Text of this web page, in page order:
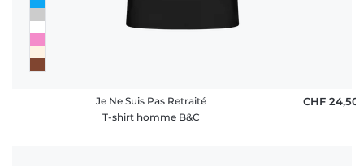
Je Ne Suis Pas Retraité
T-shirt homme B&C
CHF 24,50